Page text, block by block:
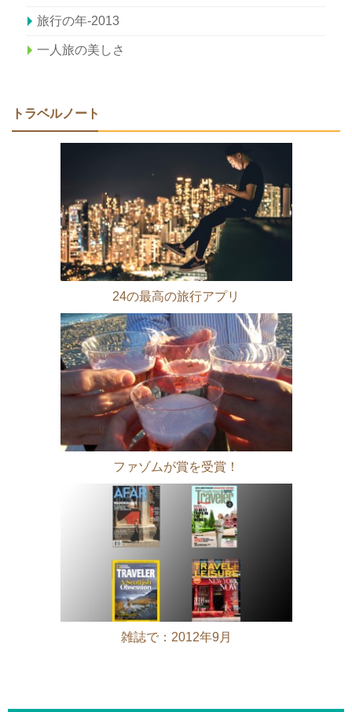
旅行の年-2013
一人旅の美しさ
トラベルノート
24の最高の旅行アプリ
ファゾムが賞を受賞！
雑誌で：2012年9月